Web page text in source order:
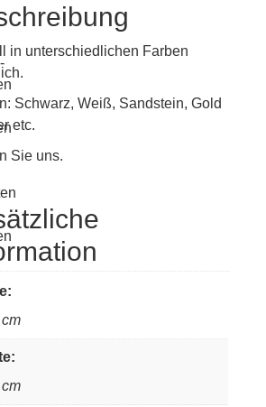
in unterschiedlichen Farben
Schwarz, Weiß, Sandstein, Gold
etc.
Sie uns.